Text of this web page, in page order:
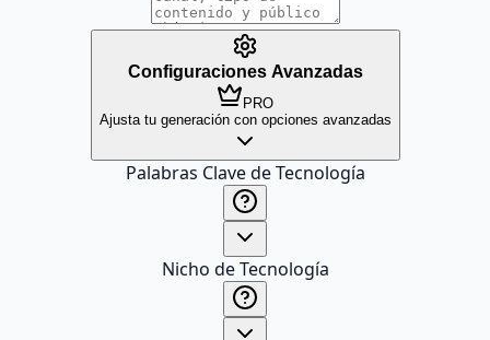
Configuraciones Avanzadas
PRO
Ajusta tu generación con opciones avanzadas
Palabras Clave de Tecnología
Nicho de Tecnología